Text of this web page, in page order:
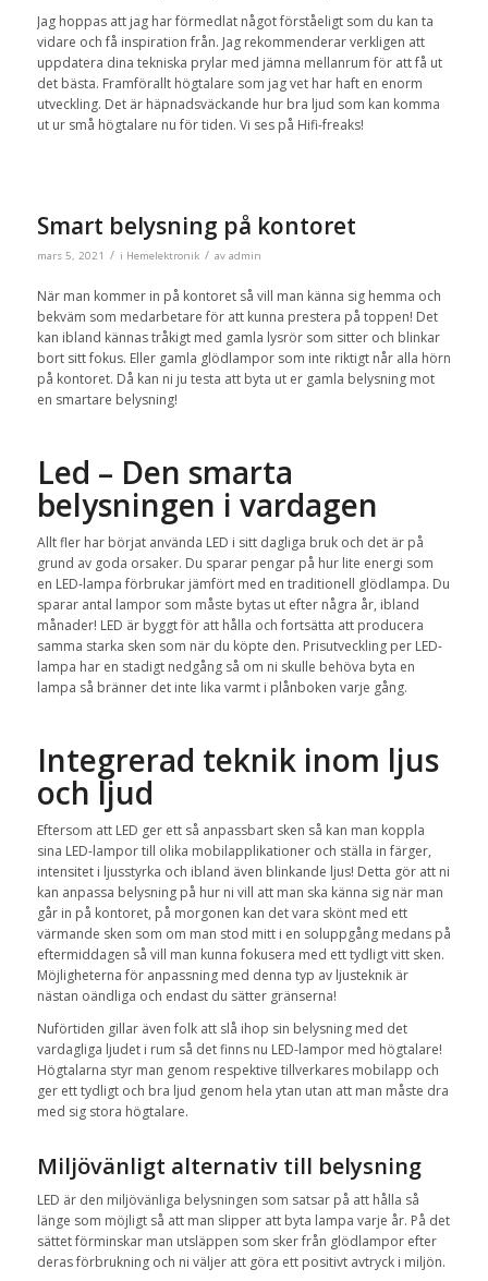
Jag hoppas att jag har förmedlat något förståeligt som du kan ta
vidare och få inspiration från. Jag rekommenderar verkligen att
uppdatera dina tekniska prylar med jämna mellanrum för att få ut
det bästa. Framförallt högtalare som jag vet har haft en enorm
utveckling. Det är häpnadsväckande hur bra ljud som kan komma
ut ur små högtalare nu för tiden. Vi ses på Hifi-freaks!
Smart belysning på kontoret
mars 5, 2021 / i Hemelektronik / av admin
När man kommer in på kontoret så vill man känna sig hemma och
bekväm som medarbetare för att kunna prestera på toppen! Det
kan ibland kännas tråkigt med gamla lysrör som sitter och blinkar
bort sitt fokus. Eller gamla glödlampor som inte riktigt når alla hörn
på kontoret. Då kan ni ju testa att byta ut er gamla belysning mot
en smartare belysning!
Led – Den smarta
belysningen i vardagen
Allt fler har börjat använda LED i sitt dagliga bruk och det är på
grund av goda orsaker. Du sparar pengar på hur lite energi som
en LED-lampa förbrukar jämfört med en traditionell glödlampa. Du
sparar antal lampor som måste bytas ut efter några år, ibland
månader! LED är byggt för att hålla och fortsätta att producera
samma starka sken som när du köpte den. Prisutveckling per LED-
lampa har en stadigt nedgång så om ni skulle behöva byta en
lampa så bränner det inte lika varmt i plånboken varje gång.
Integrerad teknik inom ljus
och ljud
Eftersom att LED ger ett så anpassbart sken så kan man koppla
sina LED-lampor till olika mobilapplikationer och ställa in färger,
intensitet i ljusstyrka och ibland även blinkande ljus! Detta gör att ni
kan anpassa belysning på hur ni vill att man ska känna sig när man
går in på kontoret, på morgonen kan det vara skönt med ett
värmande sken som om man stod mitt i en soluppgång medans på
eftermiddagen så vill man kunna fokusera med ett tydligt vitt sken.
Möjligheterna för anpassning med denna typ av ljusteknik är
nästan oändliga och endast du sätter gränserna!
Nuförtiden gillar även folk att slå ihop sin belysning med det
vardagliga ljudet i rum så det finns nu LED-lampor med högtalare!
Högtalarna styr man genom respektive tillverkares mobilapp och
ger ett tydligt och bra ljud genom hela ytan utan att man måste dra
med sig stora högtalare.
Miljövänligt alternativ till belysning
LED är den miljövänliga belysningen som satsar på att hålla så
länge som möjligt så att man slipper att byta lampa varje år. På det
sättet förminskar man utsläppen som sker från glödlampor efter
deras förbrukning och ni väljer att göra ett positivt avtryck i miljön.